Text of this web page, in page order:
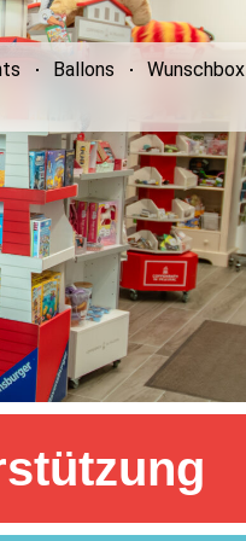
Ballons Wunschbox